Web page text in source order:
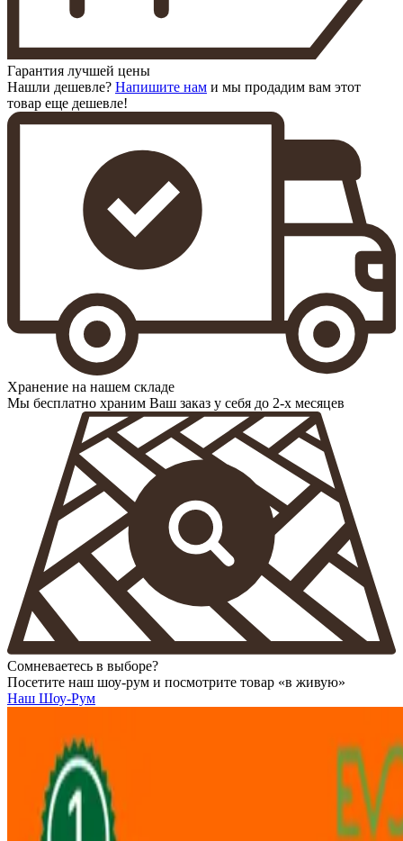
Гарантия лучшей цены
Нашли дешевле? Напишите нам и мы продадим вам этот
товар еще дешевле!
Хранение на нашем складе
Мы бесплатно храним Ваш заказ у себя до 2-х месяцев
Сомневаетесь в выборе?
Посетите наш шоу-рум и посмотрите товар «в живую»
Наш Шоу-Рум